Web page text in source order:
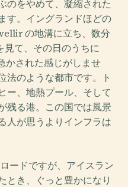
のをやめて、凝縮された
す。イングランドほどの
の地溝に立ち、数分
て、その日のうちに
かされた感じがしませ
法のような都市です。ト
ー、地熱プール、そして
残る港。この国では風景
人が思うよりインフラは
ードですが、アイスラン
とき、ぐっと豊かになり